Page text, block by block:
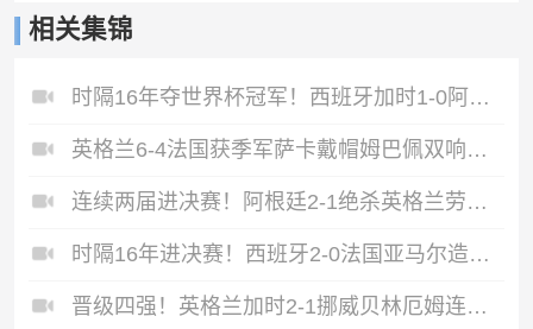
相关集锦
时隔16年夺世界杯冠军！西班牙加时1-0阿根廷费兰制胜恩佐染红
英格兰6-4法国获季军萨卡戴帽姆巴佩双响创纪录奥利塞2助+失良机
连续两届进决赛！阿根廷2-1绝杀英格兰劳塔罗恩佐破门梅西两助攻
时隔16年进决赛！西班牙2-0法国亚马尔造点奥亚萨瓦尔、波罗破门
晋级四强！英格兰加时2-1挪威贝林厄姆连场双响谢尔德鲁普破门